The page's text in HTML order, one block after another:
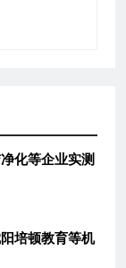
化等企业实测
培顿教育等机